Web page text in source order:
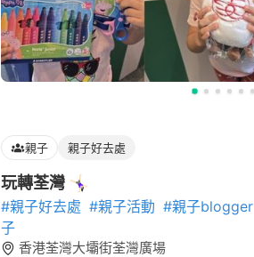
親子 親子好去處
玩轉荃灣 🤸🏻‍♀️
#親子好去處 #親子活動 #親子blogger
子
香港荃灣大壩街荃灣廣場